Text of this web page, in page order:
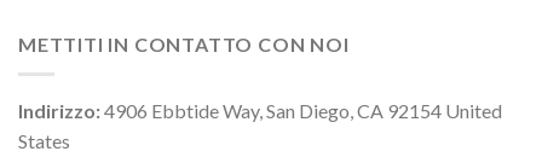
METTITI IN CONTATTO CON NOI
Indirizzo:4906 Ebbtide Way, San Diego, CA 92154 United
States